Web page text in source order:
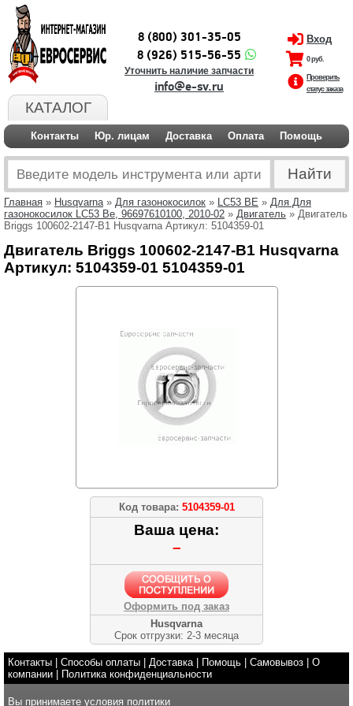
КАТАЛОГ
8 (800) 301-35-05
8 (926) 515-56-55
Уточнить наличие запчасти
info@e-sv.ru
Вход
0 руб.
Проверить
статус заказа
Контакты Юр. лицам Доставка Оплата Помощь
Главная » Husqvarna» Для газонокосилок » LC53 BE » Для Для
газонокосилок LC53 Be, 96697610100, 2010-02 » Двигатель » Двигатель
Briggs 100602-2147-B1 Husqvarna Артикул: 5104359-01
Двигатель Briggs 100602-2147-B1 Husqvarna
Артикул: 5104359-01 5104359-01
Код товара: 5104359-01
Ваша цена:
–
Оформить под заказ
Husqvarna
Срок отгрузки: 2-3 месяца
Контакты Способы оплаты Доставка| Помощь Самовывоз
О
компании
Политика конфиденциальности
Вы принимаете условия политики